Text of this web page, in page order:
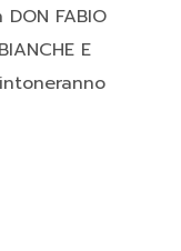
FABIO
E
intoneranno